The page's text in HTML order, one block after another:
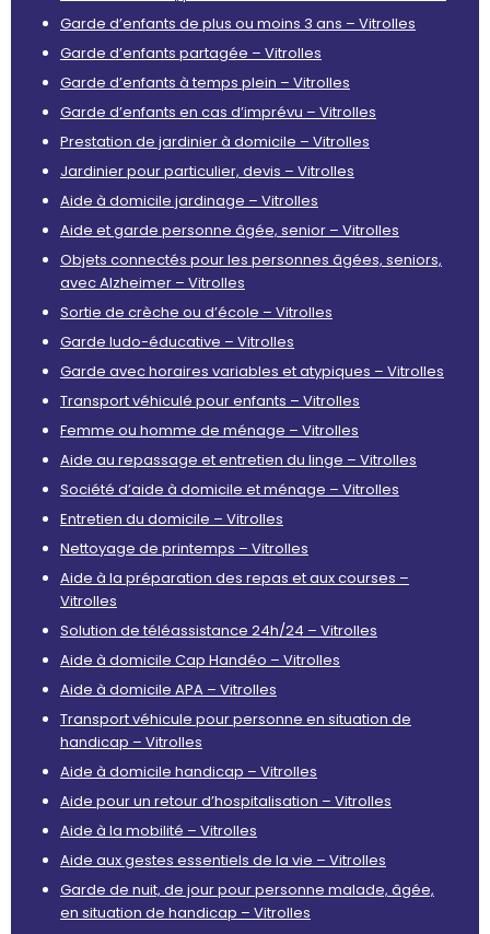
Garde d’enfants de plus ou moins 3 ans – Vitrolles
Garde d’enfants partagée – Vitrolles
Garde d’enfants à temps plein – Vitrolles
Garde d’enfants en cas d’imprévu – Vitrolles
Prestation de jardinier à domicile – Vitrolles
Jardinier pour particulier, devis – Vitrolles
Aide à domicile jardinage – Vitrolles
Aide et garde personne âgée, senior – Vitrolles
Objets connectés pour les personnes âgées, seniors,
avec Alzheimer – Vitrolles
Sortie de crèche ou d’école – Vitrolles
Garde ludo-éducative – Vitrolles
Garde avec horaires variables et atypiques – Vitrolles
Transport véhiculé pour enfants – Vitrolles
Femme ou homme de ménage – Vitrolles
Aide au repassage et entretien du linge – Vitrolles
Société d’aide à domicile et ménage – Vitrolles
Entretien du domicile – Vitrolles
Nettoyage de printemps – Vitrolles
Aide à la préparation des repas et aux courses –
Vitrolles
Solution de téléassistance 24h/24 – Vitrolles
Aide à domicile Cap Handéo – Vitrolles
Aide à domicile APA – Vitrolles
Transport véhicule pour personne en situation de
handicap – Vitrolles
Aide à domicile handicap – Vitrolles
Aide pour un retour d’hospitalisation – Vitrolles
Aide à la mobilité – Vitrolles
Aide aux gestes essentiels de la vie – Vitrolles
Garde de nuit, de jour pour personne malade, âgée,
en situation de handicap – Vitrolles